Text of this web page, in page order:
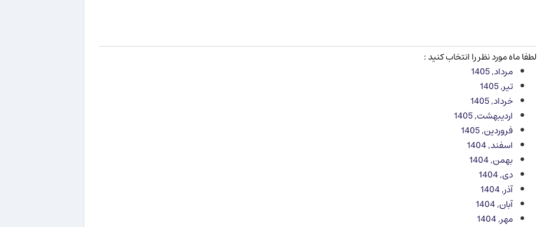
لطفا ماه مورد نظر را انتخاب کنید :
مرداد, 1405
تیر, 1405
خرداد, 1405
اردیبهشت, 1405
فروردین, 1405
اسفند, 1404
بهمن, 1404
دی, 1404
آذر, 1404
آبان, 1404
مهر, 1404